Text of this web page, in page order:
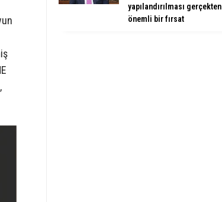
yapılandırılması gerçekten
önemli bir fırsat